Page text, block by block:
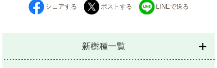
シェアする ポストする LINEで送る
新樹種一覧